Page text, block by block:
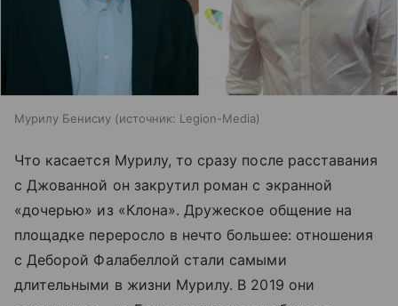
Мурилу Бенисиу источник: Legion-Media
Что касается Мурилу, то сразу после расставания
с Джованной он закрутил роман с экранной
«дочерью» из «Клона». Дружеское общение на
площадке переросло в нечто большее: отношения
с Деборой Фалабеллой стали самыми
длительными в жизни Мурилу. В 2019 они